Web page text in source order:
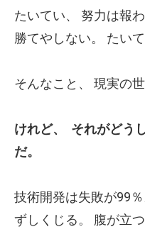
たいてい、 努力は報わ
勝てやしない。
たい
そんなこと、 現実の
けれど、 それがどう
だ。
技術開発は失敗が99％
ずしくじる。
腹が立つ